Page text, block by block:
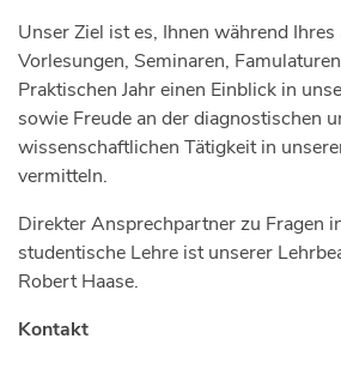
Unser Ziel ist es, Ihnen während
Vorlesungen, Seminaren,
Praktischen Jahr einen Einblick in
sowie Freude an der diagnostischen
wissenschaftlichen Tätigkeit in
vermitteln.
Direkter Ansprechpartner zu Fragen
studentische Lehre ist unserer
Robert Haase.
Kontakt